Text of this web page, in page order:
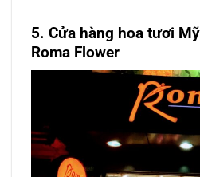
5. Cửa hàng hoa tươi
Roma Flower